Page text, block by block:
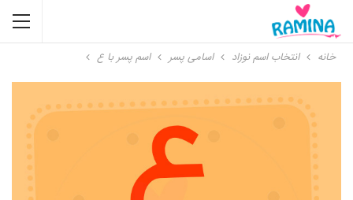
خانه انتخاب اسم نوزاد اسامی پسر اسم پسر با ع